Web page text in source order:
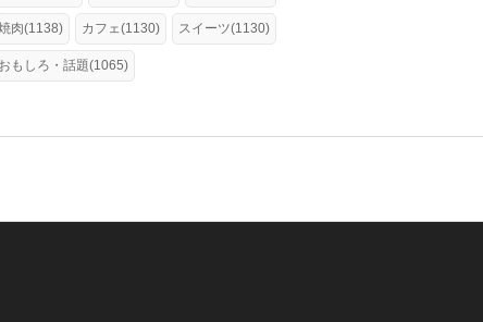
肉(1138) カフェ(1130) スイーツ(1130)
おもしろ・話題(1065)